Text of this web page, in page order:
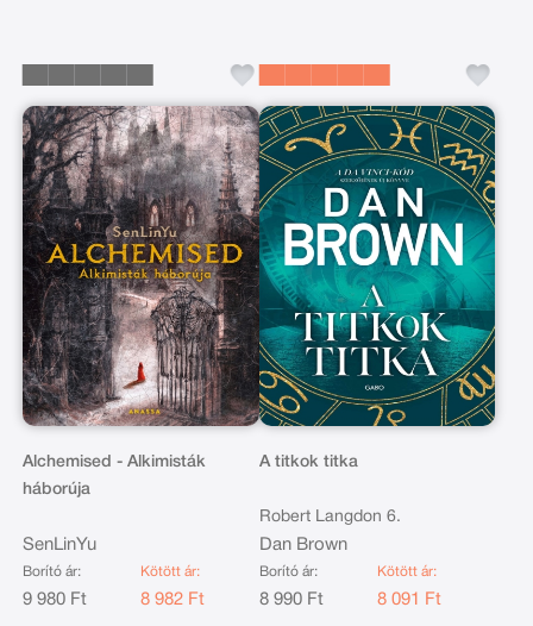
Alchemised - Alkimisták
háborúja
SenLinYu
Borító ár:
9 980 Ft
Kötött ár:
8 982 Ft
A titkok titka
Robert Langdon 6.
Dan Brown
Borító ár:
8 990 Ft
Kötött ár:
8 091 Ft